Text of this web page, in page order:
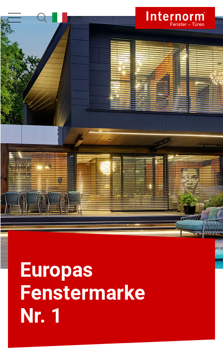
Europas
Fenstermarke
Nr. 1